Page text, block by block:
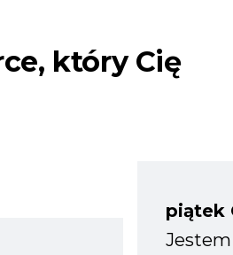
który Cię
piątek